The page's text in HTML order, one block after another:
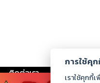
ติดต่อเรา ร่วมงานกับ
การใช้คุ
เราใช้คุกกี้